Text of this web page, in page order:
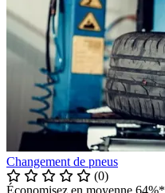
Changement de pneus
(0)
Économisez en moyenne 64%*